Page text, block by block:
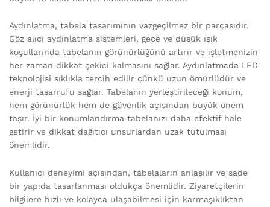
Aydınlatma, tabela tasarımının vazgeçilmez bir parçasıdır.
Göz alıcı aydınlatma sistemleri, gece ve düşük ışık
koşullarında tabelanın görünürlüğünü artırır ve işletmenizin
her zaman dikkat çekici kalmasını sağlar. Aydınlatmada LED
teknolojisi sıklıkla tercih edilir çünkü uzun ömürlüdür ve
enerji tasarrufu sağlar. Tabelanın yerleştirileceği konum,
hem görünürlük hem de güvenlik açısından büyük önem
taşır. İyi bir konumlandırma tabelanızı daha efektif hale
getirir ve dikkat dağıtıcı unsurlardan uzak tutulması
önemlidir.
Kullanıcı deneyimi açısından, tabelaların anlaşılır ve sade
bir yapıda tasarlanması oldukça önemlidir. Ziyaretçilerin
bilgilere hızlı ve kolayca ulaşabilmesi için karmaşıklıktan